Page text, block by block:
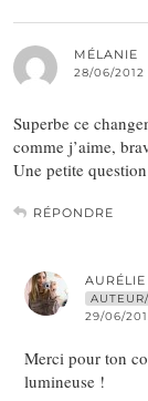
MÉLANIE
28/06/2012
Superbe ce
comme j’aime,
Une petite
RÉPONDRE
29/06/
Merci pour ton
lumineuse !